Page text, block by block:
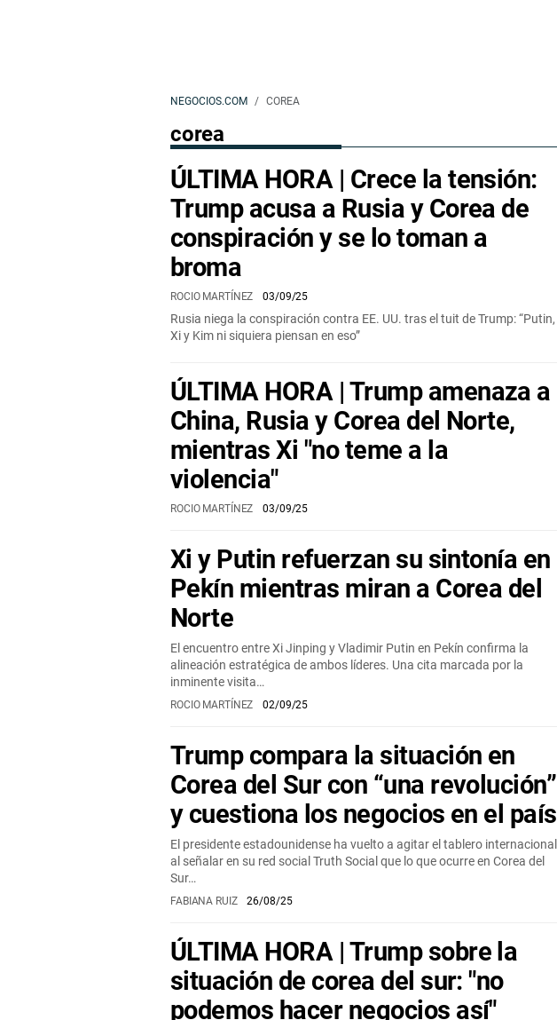
NEGOCIOS.COM COREA
corea
ÚLTIMA HORA | Crece la tensión:
Trump acusa a Rusia y Corea de
conspiración y se lo toman a
broma
ROCIO MARTÍNEZ 03/09/25
Rusia niega la conspiración contra EE. UU. tras el tuit de Trump: “Putin,
Xi y Kim ni siquiera piensan en eso”
ÚLTIMA HORA | Trump amenaza a
China, Rusia y Corea del Norte,
mientras Xi "no teme a la
violencia"
ROCIO MARTÍNEZ 03/09/25
Xi y Putin refuerzan su sintonía en
Pekín mientras miran a Corea del
Norte
El encuentro entre Xi Jinping y Vladimir Putin en Pekín confirma la
alineación estratégica de ambos líderes. Una cita marcada por la
inminente visita…
ROCIO MARTÍNEZ 02/09/25
Trump compara la situación en
Corea del Sur con “una revolución”
y cuestiona los negocios en el país
El presidente estadounidense ha vuelto a agitar el tablero internacional
al señalar en su red social Truth Social que lo que ocurre en Corea del
Sur…
FABIANA RUIZ 26/08/25
ÚLTIMA HORA | Trump sobre la
situación de corea del sur: "no
podemos hacer negocios así"